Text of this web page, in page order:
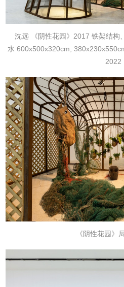
沈远 《阴性花园》 2017 铁架结构
水 600x500x320cm,
2022
《阴性花园》